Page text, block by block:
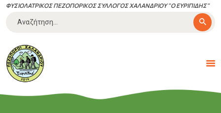
ΦΥΣΙΟΛΑΤΡΙΚΟΣ ΠΕΖΟΠΟΡΙΚΟΣ ΣΥΛΛΟΓΟΣ ΧΑΛΑΝΔΡΙΟΥ "Ο ΕΥΡΙΠΙΔΗΣ"
Αναζήτηση
για:
ΔΡΆΣΕΙΣ-ΕΚΔΗΛΏΣΕΙΣ